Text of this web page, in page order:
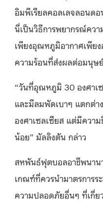
อิมพีเรียลคอลเลจลอนดอ
นี่เป็นวิธีการพยากรณ์ควา
เพียงอุณหภูมิอากาศเพีย
ความร้อนที่ส่งผลต่อมนุษ
“วันที่อุณหภูมิ 30 องศาเ
และมีลมพัดเบาๆ แตกต่
องศาเซลเซียส แต่มีควา
น้อย” มัลลิงตัน กล่าว
สหพันธ์ฟุตบอลอาชีพนาน
เกณฑ์ที่ควรนำมาตรการร
ความปลอดภัยอื่นๆ ที่เกี่ย